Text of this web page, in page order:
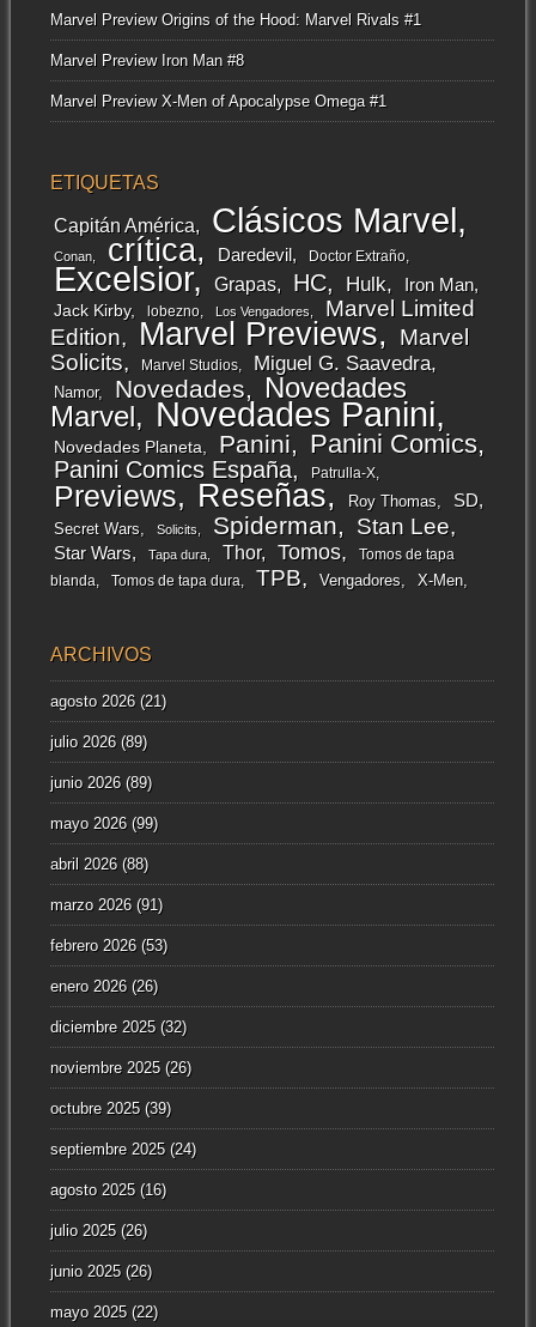
Marvel Preview Origins of the Hood: Marvel Rivals #1
Marvel Preview Iron Man #8
Marvel Preview X-Men of Apocalypse Omega #1
ETIQUETAS
Capitán América Clásicos Marvel
Conan crítica Daredevil Doctor Extraño
Excelsior Grapas HC Hulk Iron Man
Jack Kirby lobezno Los Vengadores
Marvel Limited
Edition
Marvel Previews
Marvel
Solicits
Marvel Studios Miguel G. Saavedra
Namor Novedades
Novedades
Marvel
Novedades Panini
Novedades Planeta Panini Panini Comics
Panini Comics España Patrulla-X
Previews Reseñas Roy Thomas SD
Secret Wars Solicits Spiderman Stan Lee
Star Wars Tapa dura Thor Tomos
Tomos de tapa
blanda
Tomos de tapa dura TPB Vengadores X-Men
ARCHIVOS
agosto 2026(21)
julio 2026(89)
junio 2026(89)
mayo 2026(99)
abril 2026(88)
marzo 2026(91)
febrero 2026(53)
enero 2026(26)
diciembre 2025(32)
noviembre 2025(26)
octubre 2025(39)
septiembre 2025(24)
agosto 2025(16)
julio 2025(26)
junio 2025(26)
mayo 2025(22)